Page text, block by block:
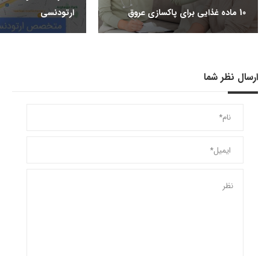
10 ماده غذایی برای پاکسازی عروق
ارتودنسی
ارسال نظر شما